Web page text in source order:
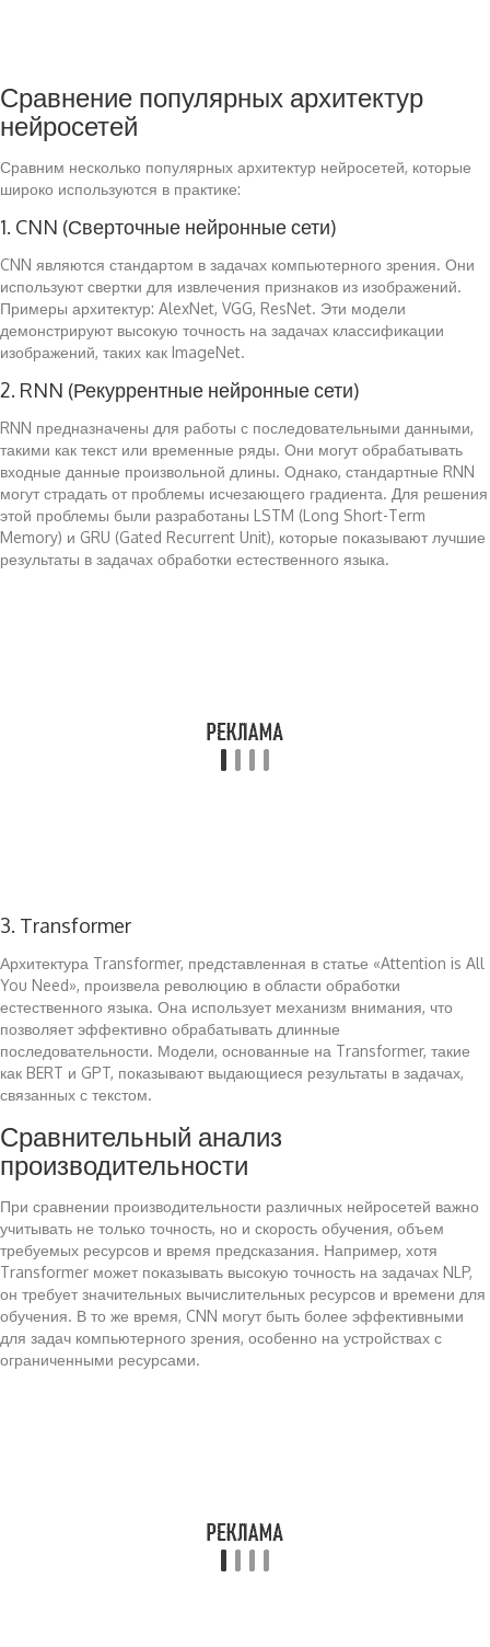
Сравнение популярных архитектур
нейросетей
Сравним несколько популярных архитектур нейросетей, которые
широко используются в практике:
1. CNN (Сверточные нейронные сети)
CNN являются стандартом в задачах компьютерного зрения. Они
используют свертки для извлечения признаков из изображений.
Примеры архитектур: AlexNet, VGG, ResNet. Эти модели
демонстрируют высокую точность на задачах классификации
изображений, таких как ImageNet.
2. RNN (Рекуррентные нейронные сети)
RNN предназначены для работы с последовательными данными,
такими как текст или временные ряды. Они могут обрабатывать
входные данные произвольной длины. Однако, стандартные RNN
могут страдать от проблемы исчезающего градиента. Для решения
этой проблемы были разработаны LSTM (Long Short-Term
Memory) и GRU (Gated Recurrent Unit), которые показывают лучшие
результаты в задачах обработки естественного языка.
3. Transformer
Архитектура Transformer, представленная в статье «Attention is All
You Need», произвела революцию в области обработки
естественного языка. Она использует механизм внимания, что
позволяет эффективно обрабатывать длинные
последовательности. Модели, основанные на Transformer, такие
как BERT и GPT, показывают выдающиеся результаты в задачах,
связанных с текстом.
Сравнительный анализ
производительности
При сравнении производительности различных нейросетей важно
учитывать не только точность, но и скорость обучения, объем
требуемых ресурсов и время предсказания. Например, хотя
Transformer может показывать высокую точность на задачах NLP,
он требует значительных вычислительных ресурсов и времени для
обучения. В то же время, CNN могут быть более эффективными
для задач компьютерного зрения, особенно на устройствах с
ограниченными ресурсами.